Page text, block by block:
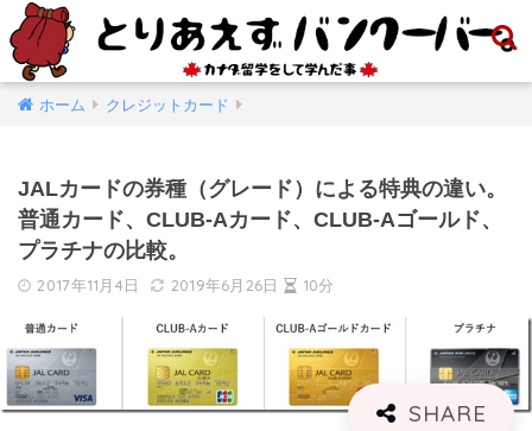
ホーム クレジットカード
JALカードの券種（グレード）による特典の違い。
普通カード、CLUB-Aカード、CLUB-Aゴールド、
プラチナの比較。
2017年11月4日 2019年6月26日 10分